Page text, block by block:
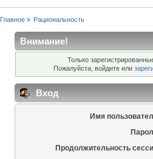
Главное» Рациональность
Внимание!
Только
Пожалуйста, войдите или
Вход
Имя
Продолжительность